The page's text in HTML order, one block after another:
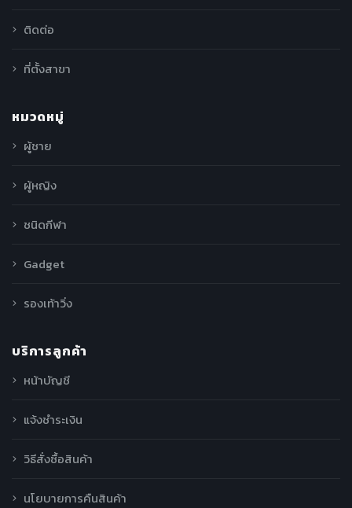
ติดต่อ
ที่ตั้งสาขา
หมวดหมู่
ผู้ชาย
ผู้หญิง
ชนิดกีฬา
Gadget
รองเท้าวิ่ง
บริการลูกค้า
หน้าบัญชี
แจ้งชำระเงิน
วิธีสั่งซื้อสินค้า
นโยบายการคืนสินค้า